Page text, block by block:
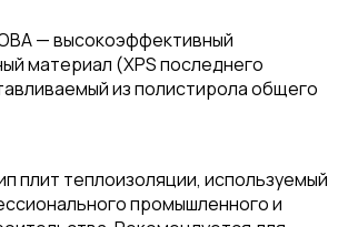
— высокоэффективный
материал (XPS последнего
из полистирола общего
плит теплоизоляции, используемый
промышленного и